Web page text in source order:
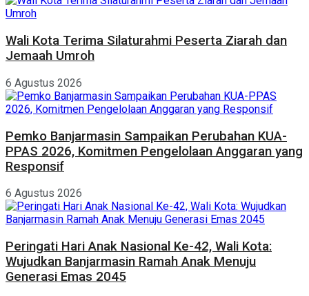
Wali Kota Terima Silaturahmi Peserta Ziarah dan
Jemaah Umroh
6 Agustus 2026
Pemko Banjarmasin Sampaikan Perubahan KUA-
PPAS 2026, Komitmen Pengelolaan Anggaran yang
Responsif
6 Agustus 2026
Peringati Hari Anak Nasional Ke-42, Wali Kota:
Wujudkan Banjarmasin Ramah Anak Menuju
Generasi Emas 2045